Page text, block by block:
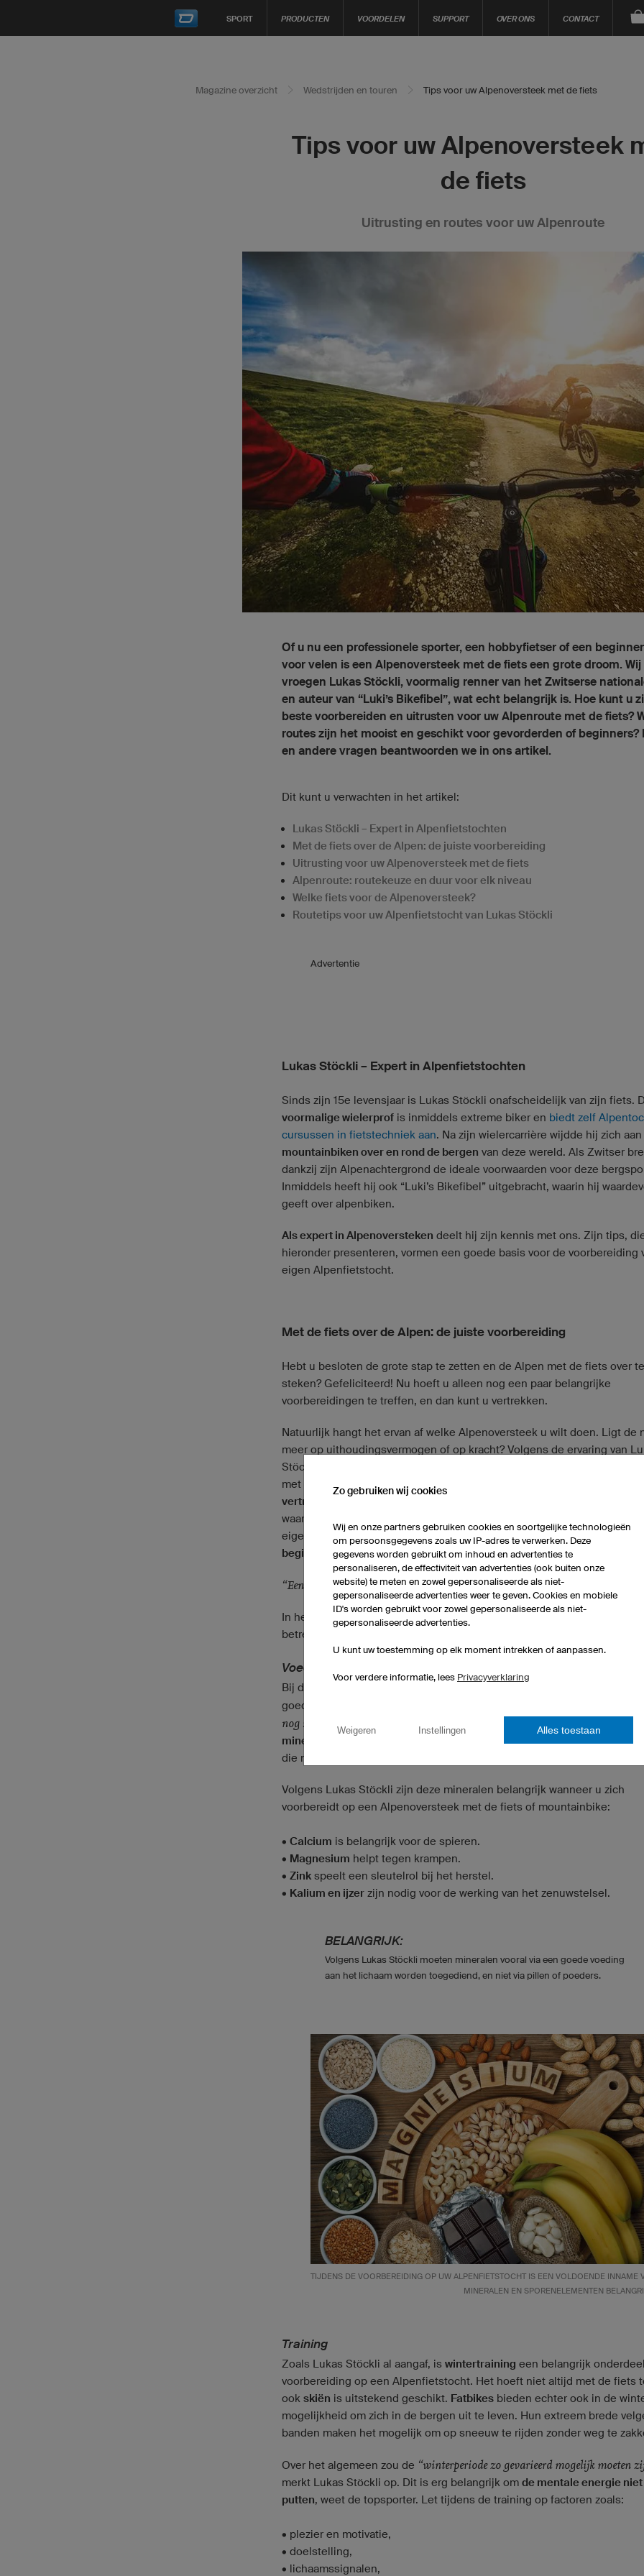
SPORT PRODUCTEN VOORDELEN SUPPORT OVER ONS CONTACT
Magazine overzicht Wedstrijden en touren Tips voor uw Alpenoversteek met de fiets
Tips voor uw Alpenoversteek
de fiets
Uitrusting en routes voor uw Alpenroute
Of u nu een professionele sporter, een hobbyfietser of een
voor velen is een Alpenoversteek met de fiets een grote droom. Wij
vroegen Lukas Stöckli, voormalig renner van het Zwitserse
en auteur van “Luki’s Bikefibel”, wat echt belangrijk is. Hoe kunt u
beste voorbereiden en uitrusten voor uw Alpenroute met de fiets?
routes zijn het mooist en geschikt voor gevorderden of beginners?
en andere vragen beantwoorden we in ons artikel.
Dit kunt u verwachten in het artikel:
Lukas Stöckli – Expert in Alpenfietstochten
Met de fiets over de Alpen: de juiste voorbereiding
Uitrusting voor uw Alpenoversteek met de fiets
Alpenroute: routekeuze en duur voor elk niveau
Welke fiets voor de Alpenoversteek?
Routetips voor uw Alpenfietstocht van Lukas Stöckli
Advertentie
Lukas Stöckli – Expert in Alpenfietstochten
Sinds zijn 15e levensjaar is Lukas Stöckli onafscheidelijk van zijn fiets.
voormalige wielerprof is inmiddels extreme biker en biedt zelf
cursussen in fietstechniek aan. Na zijn wielercarrière wijdde hij zich
mountainbiken over en rond de bergen van deze wereld. Als Zwitser
dankzij zijn Alpenachtergrond de ideale voorwaarden voor deze
Inmiddels heeft hij ook “Luki’s Bikefibel” uitgebracht, waarin hij
geeft over alpenbiken.
Als expert in Alpenoversteken deelt hij zijn kennis met ons. Zijn tips,
hieronder presenteren, vormen een goede basis voor de voorbereiding
eigen Alpenfietstocht.
Met de fiets over de Alpen: de juiste voorbereiding
Hebt u besloten de grote stap te zetten en de Alpen met de fiets over te
steken? Gefeliciteerd! Nu hoeft u alleen nog een paar belangrijke
voorbereidingen te treffen, en dan kunt u vertrekken.
Natuurlijk hangt het ervan af welke Alpenoversteek u wilt doen. Ligt de
meer op uithoudingsvermogen of op kracht? Volgens de ervaring van
Stöckli zijn dit de twee fundamentele vragen die u uzelf moet stellen
met de voorbereiding begint. Een van de belangrijkste voorwaarden is
vertrouwd te raken met de eisen van de route
. Vaak is het voorjaar
waardoor de voorbereiding pas in juni echt van start gaat – maar dan is
eigenlijk al laat en ontstaat er haast. Het is verstandiger om in de winter
beginnen met conditietraining. Zoals Lukas Stöckli opmerkt:
“Een goede renner wordt in de winter gemaakt.”
In het interview vertelt hij ons dat hij het daar volledig mee eens is, ook
betreft de Alpenoversteek.
Voeding
Bij de voorbereiding op een Alpenoversteek met de fiets moet u niet
goed trainen, maar ook letten op een evenwichtige voeding.
“Het moet
nog steeds lekker zijn – je mag jezelf niet dwingen,”
mineralen en sporenelementen
spelen een belangrijke rol, omdat het
die nodig heeft om goed te functioneren.
Volgens Lukas Stöckli zijn deze mineralen belangrijk wanneer u zich
voorbereidt op een Alpenoversteek met de fiets of mountainbike:
• Calcium is belangrijk voor de spieren.
• Magnesium helpt tegen krampen.
• Zink speelt een sleutelrol bij het herstel.
• Kalium en ijzer zijn nodig voor de werking van het zenuwstelsel.
BELANGRIJK:
Volgens Lukas Stöckli moeten mineralen vooral via een goede voeding
aan het lichaam worden toegediend, en niet via pillen of poeders.
TIJDENS DE VOORBEREIDING OP UW ALPENFIETSTOCHT IS EEN VOLDOENDE INNAME
MINERALEN EN SPORENELEMENTEN
Training
Zoals Lukas Stöckli al aangaf, is wintertraining een belangrijk
voorbereiding op een Alpenfietstocht. Het hoeft niet altijd met de fiets
ook skiën is uitstekend geschikt. Fatbikes bieden echter ook in de
mogelijkheid om zich in de bergen uit te leven. Hun extreem brede
banden maken het mogelijk om op sneeuw te rijden zonder weg te
Over het algemeen zou de “winterperiode zo gevarieerd mogelijk moeten
merkt Lukas Stöckli op. Dit is erg belangrijk om de mentale energie
putten, weet de topsporter. Let tijdens de training op factoren zoals:
• plezier en motivatie,
• doelstelling,
• lichaamssignalen,
Zo gebruiken wij cookies
Wij en onze partners gebruiken cookies en soortgelijke technologieën
om persoonsgegevens zoals uw IP-adres te verwerken. Deze
gegevens worden gebruikt om inhoud en advertenties te
personaliseren, de effectiviteit van advertenties (ook buiten onze
website) te meten en zowel gepersonaliseerde als niet-
gepersonaliseerde advertenties weer te geven. Cookies en mobiele
ID's worden gebruikt voor zowel gepersonaliseerde als niet-
gepersonaliseerde advertenties.
U kunt uw toestemming op elk moment intrekken of aanpassen.
Voor verdere informatie, lees Privacyverklaring
Weigeren Instellingen Alles toestaan